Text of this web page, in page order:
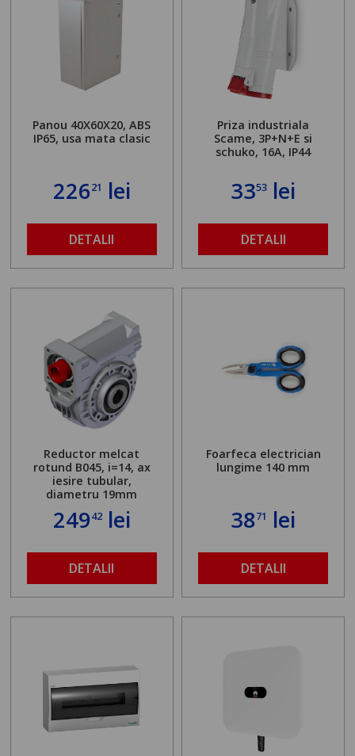
Panou 40X60X20, ABS
IP65, usa mata clasic
22621 lei
DETALII
Priza industriala
Scame, 3P+N+E si
schuko, 16A, IP44
3353 lei
DETALII
Reductor melcat
rotund B045, i=14, ax
iesire tubular,
diametru 19mm
24942lei
DETALII
Foarfeca electrician
lungime 140 mm
3871 lei
DETALII